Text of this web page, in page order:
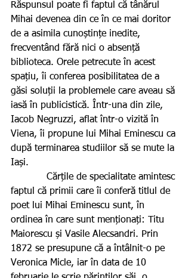
Răspunsul poate fi faptul că tânărul
Mihai devenea din ce în ce mai doritor
de a asimila cunoștințe inedite,
frecventând fără nici o absență
biblioteca. Orele petrecute în acest
spațiu, îi conferea posibilitatea de a
găsi soluții la problemele care aveau să
iasă în publicistică. Într-una din zile,
Iacob Negruzzi, aflat într-o vizită în
Viena, îi propune lui Mihai Eminescu ca
după terminarea studiilor să se mute la
Iași.
faptul că primii care îi conferă titlul de
poet lui Mihai Eminescu sunt, în
ordinea în care sunt menționați: Titu
Maiorescu și Vasile Alecsandri. Prin
1872 se presupune că a întâlnit-o pe
Veronica Micle, iar în data de 10